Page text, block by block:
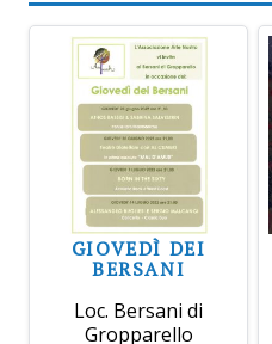
GIOVEDÌ DEI
BERSANI
Loc. Bersani di
Gropparello